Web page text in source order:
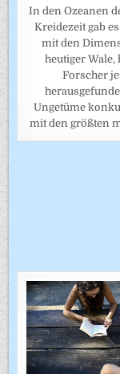
In den Ozeanen
Kreidezeit gab
mit den
heutiger Wale,
Forscher
Ungetüme
mit den größten